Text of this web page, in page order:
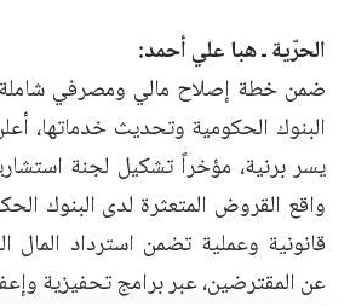
الحرّية ـ هبا علي أحمد:
ضمن خطة إصلاح مالي ومصرفي
البنوك الحكومية وتحديث خدماتها،
يسر برنية، مؤخراً تشكيل لجنة
واقع القروض المتعثرة لدى البنوك
قانونية وعملية تضمن استرداد المال
عن المقترضين، عبر برامج تحفيزية